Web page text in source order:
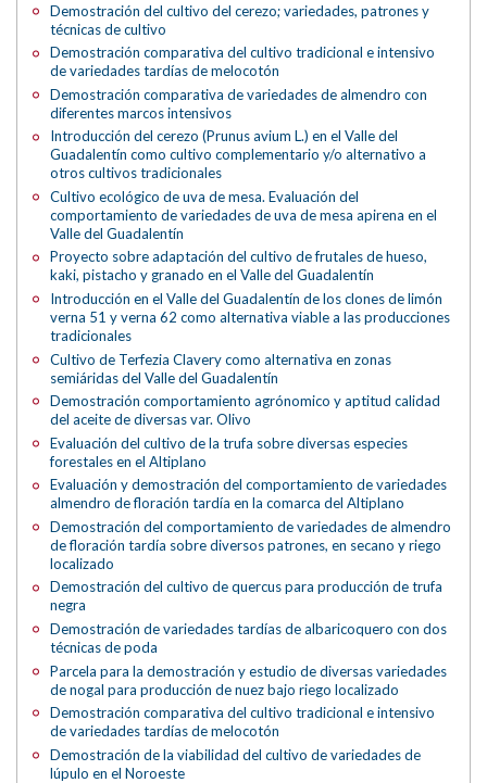
Demostración del cultivo del cerezo; variedades, patrones y
técnicas de cultivo
Demostración comparativa del cultivo tradicional e intensivo
de variedades tardías de melocotón
Demostración comparativa de variedades de almendro con
diferentes marcos intensivos
Introducción del cerezo (Prunus avium L.) en el Valle del
Guadalentín como cultivo complementario y/o alternativo a
otros cultivos tradicionales
Cultivo ecológico de uva de mesa. Evaluación del
comportamiento de variedades de uva de mesa apirena en el
Valle del Guadalentín
Proyecto sobre adaptación del cultivo de frutales de hueso,
kaki, pistacho y granado en el Valle del Guadalentín
Introducción en el Valle del Guadalentín de los clones de limón
verna 51 y verna 62 como alternativa viable a las producciones
tradicionales
Cultivo de Terfezia Clavery como alternativa en zonas
semiáridas del Valle del Guadalentín
Demostración comportamiento agrónomico y aptitud calidad
del aceite de diversas var. Olivo
Evaluación del cultivo de la trufa sobre diversas especies
forestales en el Altiplano
Evaluación y demostración del comportamiento de variedades
almendro de floración tardía en la comarca del Altiplano
Demostración del comportamiento de variedades de almendro
de floración tardía sobre diversos patrones, en secano y riego
localizado
Demostración del cultivo de quercus para producción de trufa
negra
Demostración de variedades tardías de albaricoquero con dos
técnicas de poda
Parcela para la demostración y estudio de diversas variedades
de nogal para producción de nuez bajo riego localizado
Demostración comparativa del cultivo tradicional e intensivo
de variedades tardías de melocotón
Demostración de la viabilidad del cultivo de variedades de
lúpulo en el Noroeste